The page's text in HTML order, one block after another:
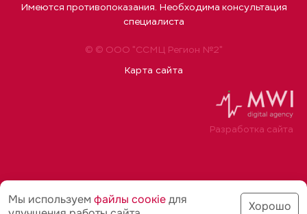
© © ООО "ССМЦ Регион №2"
Карта сайта
Имеются противопоказания. Необходима консультация
специалиста
Разработка сайта
Мы используем файлы соoкіедля
Хорошо